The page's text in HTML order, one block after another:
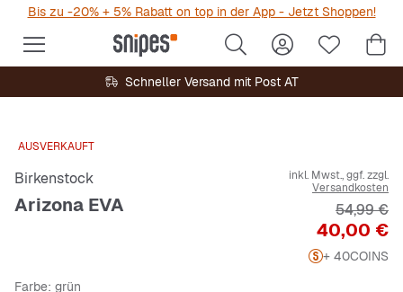
Bis zu -20% + 5% Rabatt on top in der App - Jetzt Shoppen!
Schneller Versand mit Post AT
AUSVERKAUFT
Birkenstock
Arizona EVA
inkl. Mwst., ggf. zzgl.
Versandkosten
Preis
40,00 €
54,99 €
+ 40COINS
Farbe: grün